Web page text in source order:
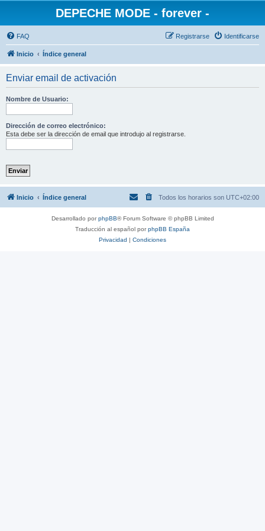
DEPECHE MODE - forever -
FAQ Identificarse
Registrarse
Inicio Índice general
Enviar email de activación
Nombre de Usuario:
Dirección de correo electrónico:
Esta debe ser la dirección de email que introdujo al registrarse.
Inicio Índice general Todos los horarios son UTC+02:00
Desarrollado porphpBB® Forum Software © phpBB Limited
Traducción al español porphpBB España
Privacidad | Condiciones